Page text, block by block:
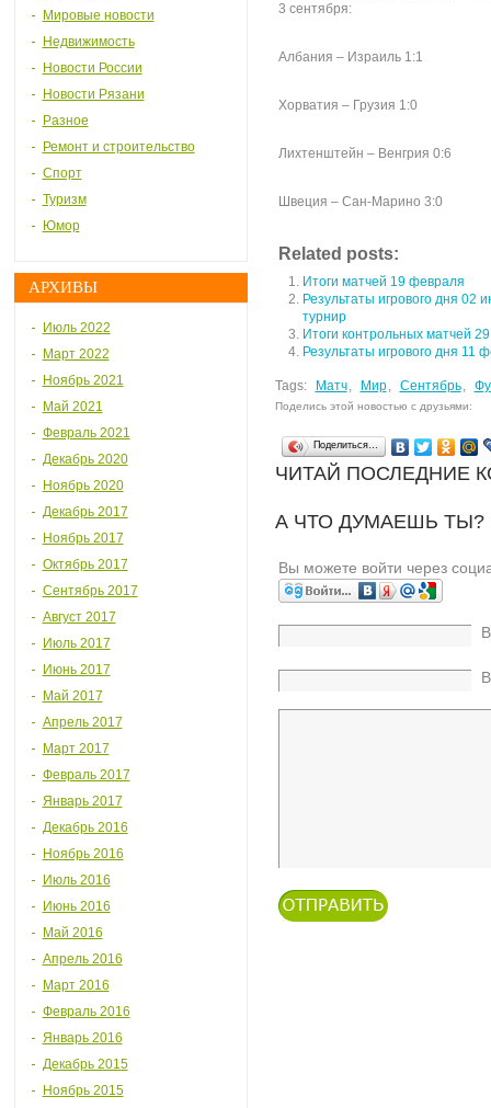
Мировые новости
Недвижимость
Новости России
Новости Рязани
Разное
Ремонт и строительство
Спорт
Туризм
Юмор
АРХИВЫ
Июль 2022
Март 2022
Ноябрь 2021
Май 2021
Февраль 2021
Декабрь 2020
Ноябрь 2020
Декабрь 2017
Ноябрь 2017
Октябрь 2017
Сентябрь 2017
Август 2017
Июль 2017
Июнь 2017
Май 2017
Апрель 2017
Март 2017
Февраль 2017
Январь 2017
Декабрь 2016
Ноябрь 2016
Июль 2016
Июнь 2016
Май 2016
Апрель 2016
Март 2016
Февраль 2016
Январь 2016
Декабрь 2015
Ноябрь 2015
3 сентября:
Албания – Израиль 1:1
Хорватия – Грузия 1:0
Лихтенштейн – Венгрия 0:6
Швеция – Сан-Марино 3:0
Related posts:
Итоги матчей 19 февраля
Результаты игрового дня
турнир
Итоги контрольных матчей
Результаты игрового дня 11
Tags: Матч, Мир, Сентябрь,
Поделись этой новостью с друзьями:
Поделиться…
ЧИТАЙ ПОСЛЕДНИЕ
А ЧТО ДУМАЕШЬ
Вы можете войти через